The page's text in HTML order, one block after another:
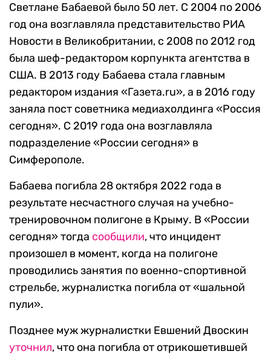
Светлане Бабаевой было 50 лет. С 2004 по 2006
год она возглавляла представительство РИА
Новости в Великобритании, с 2008 по 2012 год
была шеф-редактором корпункта агентства в
США. В 2013 году Бабаева стала главным
редактором издания «Газета.ru», а в 2016 году
заняла пост советника медиахолдинга «Россия
сегодня». С 2019 года она возглавляла
подразделение «России сегодня» в
Симферополе.
Бабаева погибла 28 октября 2022 года в
результате несчастного случая на учебно-
тренировочном полигоне в Крыму. В «России
сегодня» тогда сообщили, что инцидент
произошел в момент, когда на полигоне
проводились занятия по военно-спортивной
стрельбе, журналистка погибла от «шальной
пули».
Позднее муж журналистки Евшений Двоскин
уточнил, что она погибла от отрикошетившей